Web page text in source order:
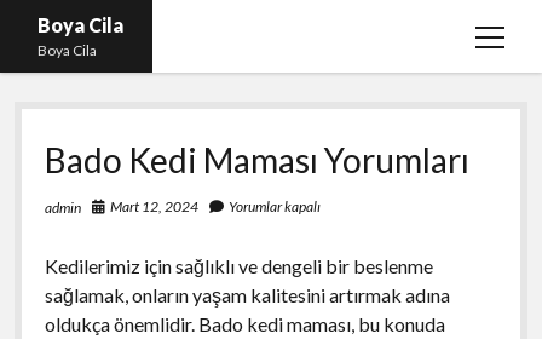
Boya Cila
Boya Cila
menüyü
En İyi Tiktok Takipçi Hilesi
Liste
Parasız Instagram Türk Takipçi Hilesi
Shorts Abone Arttırma Hilesi Parasız
Bado Kedi Maması Yorumları
admin Mart 12, 2024 Yorumlar kapalı
Kedilerimiz için sağlıklı ve dengeli bir beslenme
sağlamak, onların yaşam kalitesini artırmak adına
oldukça önemlidir. Bado kedi maması, bu konuda